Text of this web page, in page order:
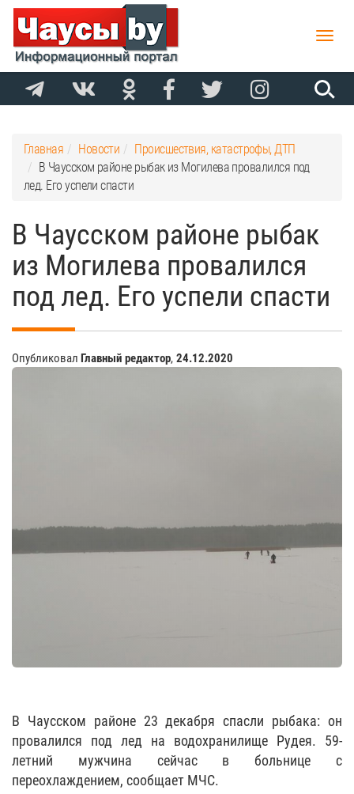
Toggle
Главная Новости
Происшествия, катастрофы, ДТП
В Чаусском районе рыбак из Могилева провалился под
лед. Его успели спасти
В Чаусском районе рыбак
из Могилева провалился
под лед. Его успели спасти
Опубликовал Главный редактор, 24.12.2020
В Чаусском районе 23 декабря спасли рыбака: он
провалился под лед на водохранилище Рудея. 59-
летний мужчина сейчас в больнице с
переохлаждением, сообщает МЧС.